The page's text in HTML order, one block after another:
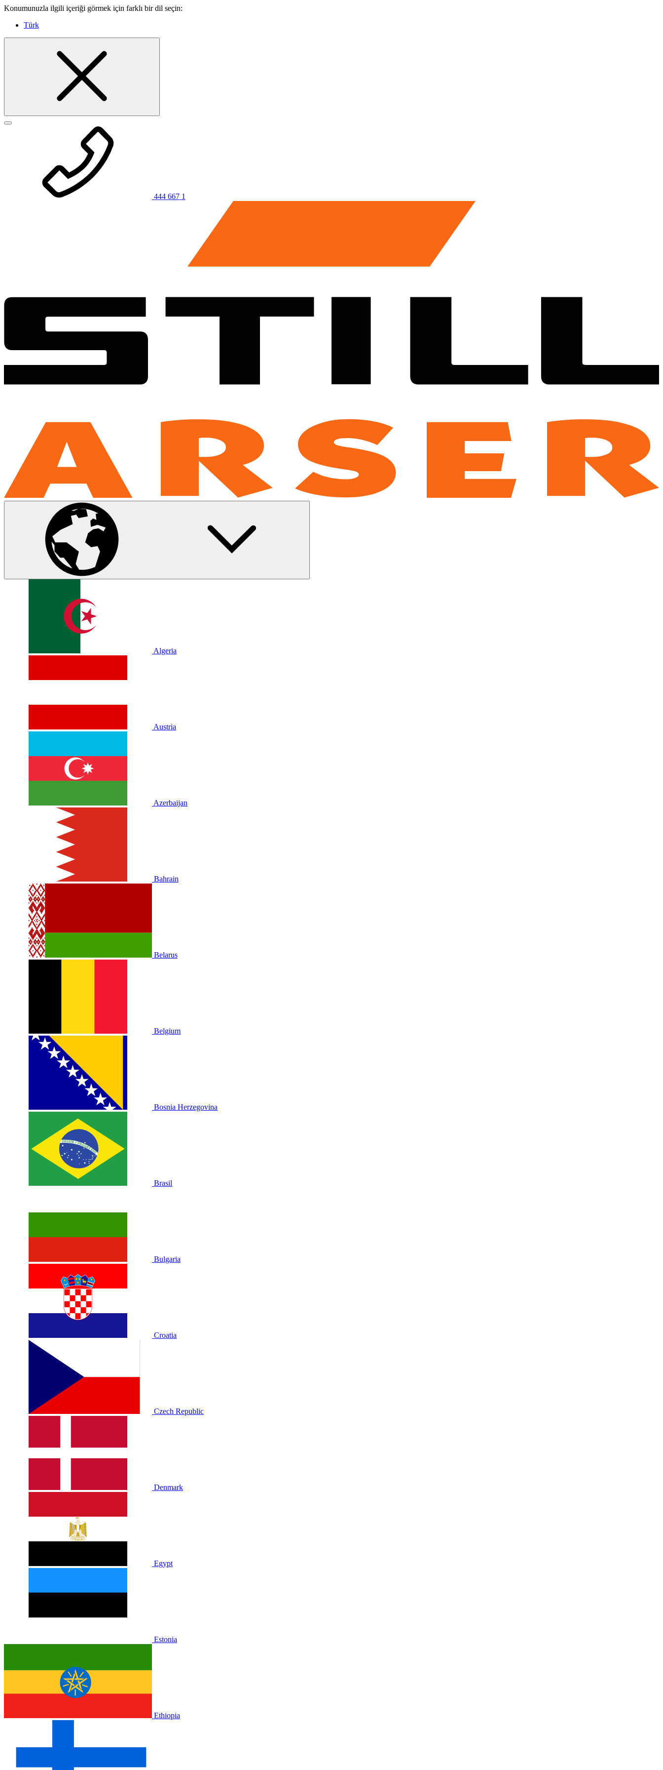
Konumunuzla ilgili içeriği görmek için farklı bir dil seçin:
Türk
444 667 1
Algeria
Austria
Azerbaijan
Bahrain
Belarus
Belgium
Bosnia Herzegovina
Brasil
Bulgaria
Croatia
Czech Republic
Denmark
Egypt
Estonia
Ethiopia